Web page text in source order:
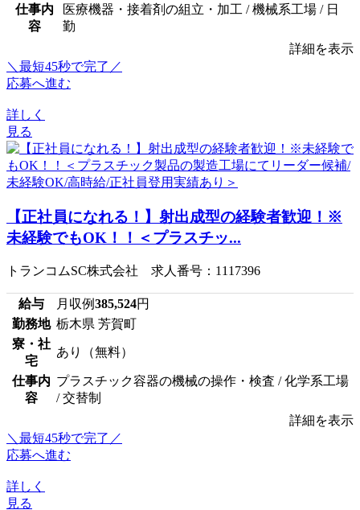
仕事内
容
医療機器・接着剤の組立・加工 / 機械系工場 / 日
勤
詳細を表示
＼最短45秒で完了／
応募へ進む
詳しく
見る
【正社員になれる！】射出成型の経験者歓迎！※
未経験でもOK！！＜プラスチッ...
トランコムSC株式会社 求人番号：1117396
給与 月収例385,524円
勤務地 栃木県 芳賀町
寮・社
宅
あり（無料）
仕事内
容
プラスチック容器の機械の操作・検査 / 化学系工場
/ 交替制
詳細を表示
＼最短45秒で完了／
応募へ進む
詳しく
見る